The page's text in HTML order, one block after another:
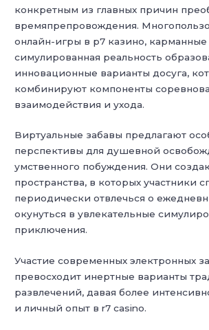
конкретным из главных причин
времяпрепровождения.
онлайн-игры в р7 казино,
симулированная реальность
инновационные варианты досуга,
комбинируют компоненты
взаимодействия и ухода.
Виртуальные забавы предлагают
перспективы для душевной
умственного побуждения. Они
пространства, в которых участники
периодически отвлечься о
окунуться в увлекательные
приключения.
Участие современных электронных
превосходит инертные варианты
развлечений, давая более
и личный опыт в r7 casino.